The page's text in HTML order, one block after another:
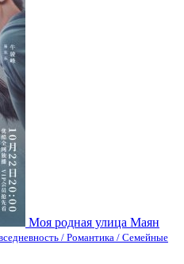
Моя родная улица Маян
/ Романтика / Семейные